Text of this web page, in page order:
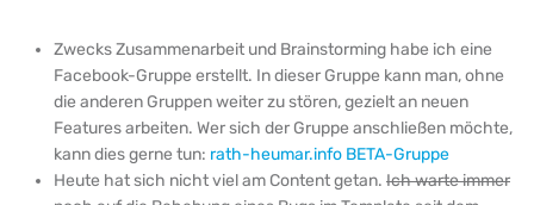
Zwecks Zusammenarbeit und Brainstorming habe ich eine
Facebook-Gruppe erstellt. In dieser Gruppe kann man, ohne
die anderen Gruppen weiter zu stören, gezielt an neuen
Features arbeiten. Wer sich der Gruppe anschließen möchte,
kann dies gerne tun: rath-heumar.info BETA-Gruppe
Heute hat sich nicht viel am Content getan. Ich warte immer